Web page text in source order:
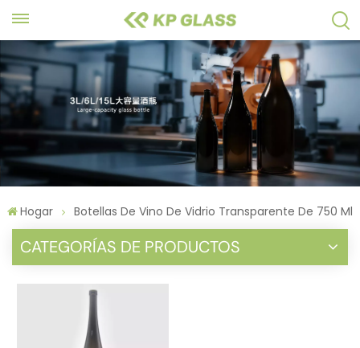
Hogar Botellas De Vino De Vidrio Transparente De 750 Ml
CATEGORÍAS DE PRODUCTOS